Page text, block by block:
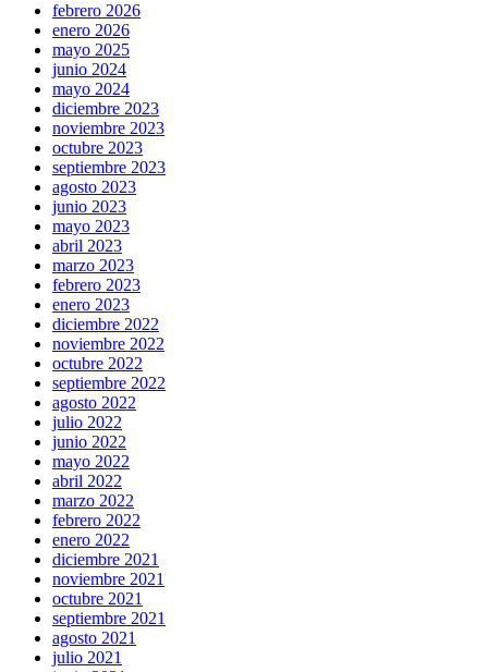
febrero 2026
enero 2026
mayo 2025
junio 2024
mayo 2024
diciembre 2023
noviembre 2023
octubre 2023
septiembre 2023
agosto 2023
junio 2023
mayo 2023
abril 2023
marzo 2023
febrero 2023
enero 2023
diciembre 2022
noviembre 2022
octubre 2022
septiembre 2022
agosto 2022
julio 2022
junio 2022
mayo 2022
abril 2022
marzo 2022
febrero 2022
enero 2022
diciembre 2021
noviembre 2021
octubre 2021
septiembre 2021
agosto 2021
julio 2021